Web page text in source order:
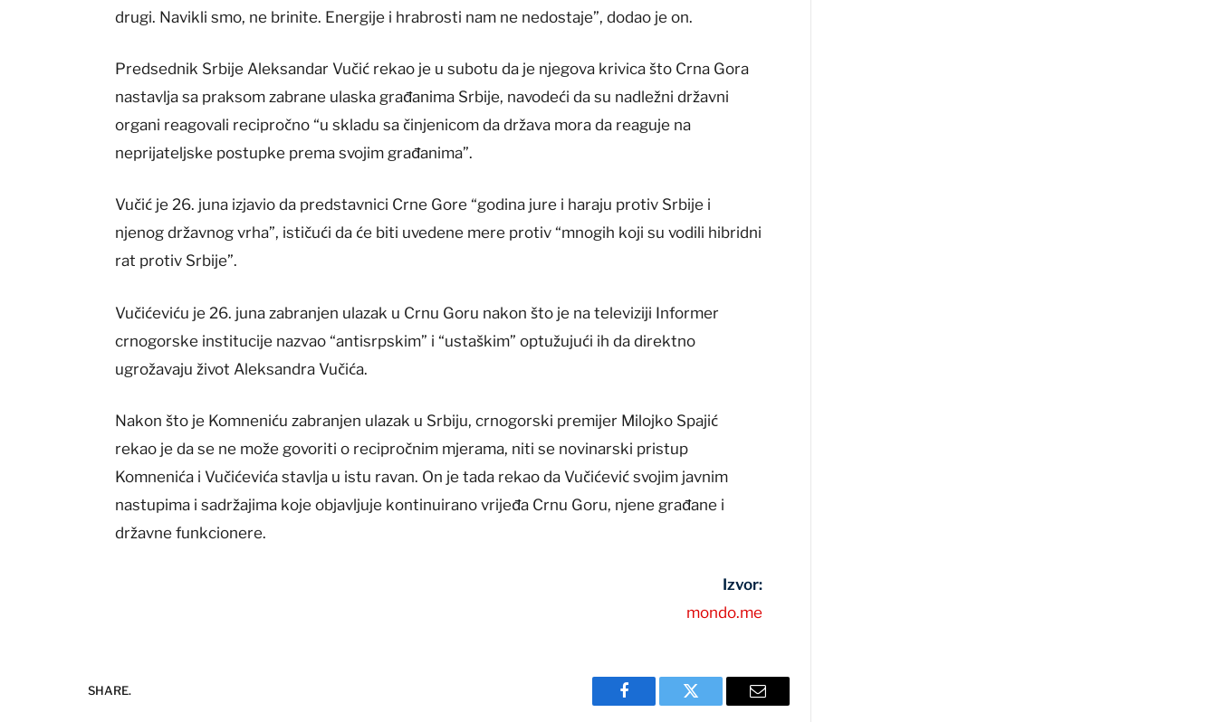
drugi. Navikli smo, ne brinite. Energije i hrabrosti nam ne nedostaje”, dodao je on.
Predsednik Srbije Aleksandar Vučić rekao je u subotu da je njegova krivica što Crna Gora
nastavlja sa praksom zabrane ulaska građanima Srbije, navodeći da su nadležni državni
organi reagovali recipročno “u skladu sa činjenicom da država mora da reaguje na
neprijateljske postupke prema svojim građanima”.
Vučić je 26. juna izjavio da predstavnici Crne Gore “godina jure i haraju protiv Srbije i
njenog državnog vrha”, ističući da će biti uvedene mere protiv “mnogih koji su vodili hibridni
rat protiv Srbije”.
Vučićeviću je 26. juna zabranjen ulazak u Crnu Goru nakon što je na televiziji Informer
crnogorske institucije nazvao “antisrpskim” i “ustaškim” optužujući ih da direktno
ugrožavaju život Aleksandra Vučića.
Nakon što je Komneniću zabranjen ulazak u Srbiju, crnogorski premijer Milojko Spajić
rekao je da se ne može govoriti o recipročnim mjerama, niti se novinarski pristup
Komnenića i Vučićevića stavlja u istu ravan. On je tada rekao da Vučićević svojim javnim
nastupima i sadržajima koje objavljuje kontinuirano vrijeđa Crnu Goru, njene građane i
državne funkcionere.
Izvor:
mondo.me
SHARE.
Facebook Twitter Email